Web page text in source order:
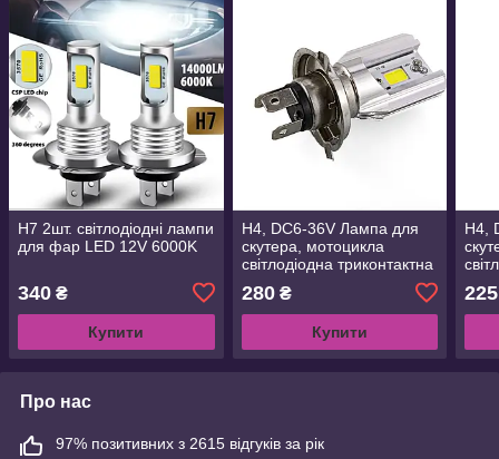
H7 2шт. світлодіодні лампи
для фар LED 12V 6000K
340 ₴
Купити
H4, DC6-36V Лампа для
скутера, мотоцикла
світлодіодна триконтактна
280₴
Купити
H4,
225
Про нас
97% позитивних з 2615 відгуків за рік